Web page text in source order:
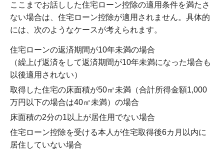
ここまでお話しした住宅ローン控除の適用条件を満たさ
ない場合は、住宅ローン控除が適用されません。具体的
には、次のようなケースが考えられます。
住宅ローンの返済期間が10年未満の場合
（繰上げ返済をして返済期間が10年未満になった場合も
以後適用されない）
取得した住宅の床面積が50㎡未満（合計所得金額1,000
万円以下の場合は40㎡未満）の場合
床面積の2分の1以上が居住用でない場合
住宅ローン控除を受ける本人が住宅取得後6カ月以内に
居住していない場合